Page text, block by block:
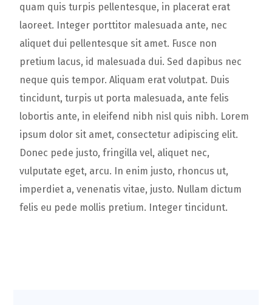
quam quis turpis pellentesque, in placerat erat
laoreet. Integer porttitor malesuada ante, nec
aliquet dui pellentesque sit amet. Fusce non
pretium lacus, id malesuada dui. Sed dapibus nec
neque quis tempor. Aliquam erat volutpat. Duis
tincidunt, turpis ut porta malesuada, ante felis
lobortis ante, in eleifend nibh nisl quis nibh. Lorem
ipsum dolor sit amet, consectetur adipiscing elit.
Donec pede justo, fringilla vel, aliquet nec,
vulputate eget, arcu. In enim justo, rhoncus ut,
imperdiet a, venenatis vitae, justo. Nullam dictum
felis eu pede mollis pretium. Integer tincidunt.